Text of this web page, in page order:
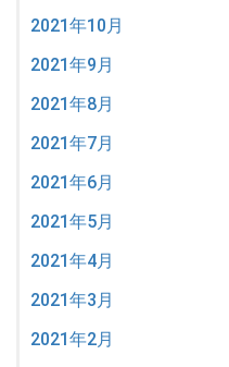
2021年10月
2021年9月
2021年8月
2021年7月
2021年6月
2021年5月
2021年4月
2021年3月
2021年2月